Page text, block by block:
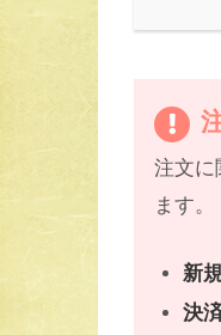
注文に
ます。
新
決